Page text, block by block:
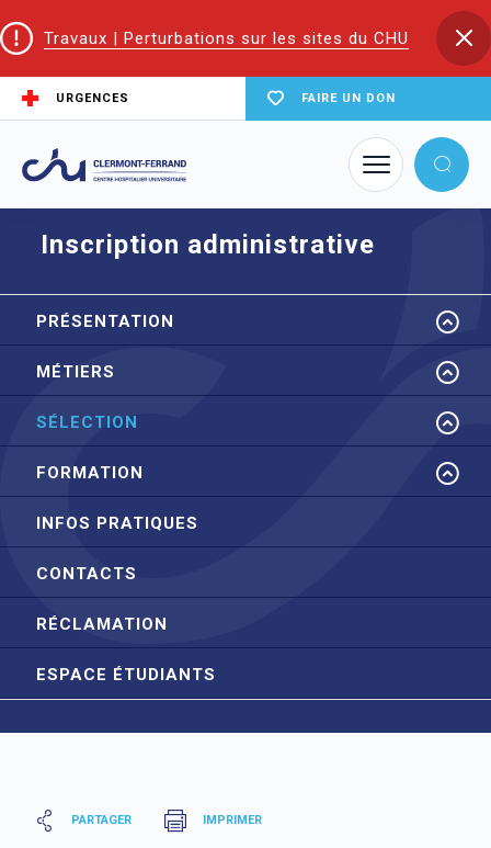
Travaux | Perturbations sur les sites du CHU
URGENCES FAIRE UN DON
Accueil
EIFS | Écoles et Instituts de Formation en Santé
IFAS
Sélection Inscription administrative
Inscription administrative
PRÉSENTATION
MÉTIERS
SÉLECTION
FORMATION
INFOS PRATIQUES
CONTACTS
RÉCLAMATION
ESPACE ÉTUDIANTS
PARTAGER IMPRIMER